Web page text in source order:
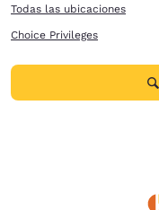
Todas las ubicaciones
Choice Privileges